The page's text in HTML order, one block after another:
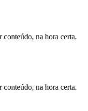
conteúdo, na hora certa.
conteúdo, na hora certa.